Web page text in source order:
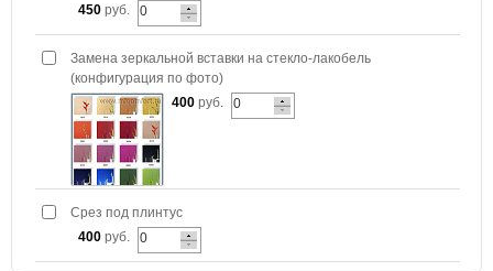
450 руб.
Замена зеркальной вставки на стекло-лакобель
(конфигурация по фото)
400 руб.
Срез под плинтус
400 руб.